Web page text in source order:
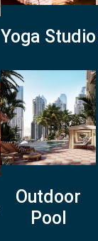
Yoga Studio
Outdoor
Pool